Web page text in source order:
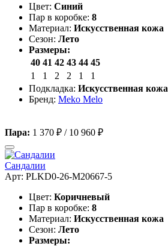
Цвет: Синий
Пар в коробке: 8
Материал: Искусственная кожа
Сезон: Лето
Размеры:
40 41 42 43 44 45
1
1 2 2 1
1
Подкладка: Искусственная кожа
Бренд: Meko Melo
Пара: 1 370 ₽ / 10 960 ₽
Сандалии
Арт: PLKD0-26-M20667-5
Цвет: Коричневый
Пар в коробке: 8
Материал: Искусственная кожа
Сезон: Лето
Размеры: